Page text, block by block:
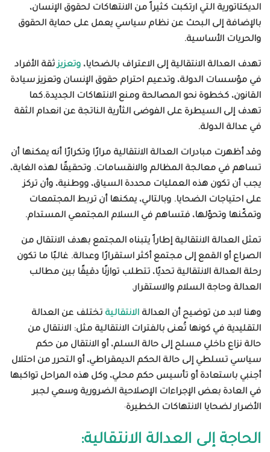
الديكتاتورية التي ارتكبت كثيراً من الانتهاكات لحقوق الإنسان،
بالإضافة إلى البحث عن نظام سياسي يعمل على حماية الحقوق
والحريات الأساسية.
تهدف العدالة الانتقالية إلى الاعتراف بالضحايا، وتعزيزثقة الأفراد
في مؤسسات الدولة، وتدعيم احترام حقوق الإنسان وتعزيز سيادة
القانون، كخطوة نحو المصالحة ومنع الانتهاكات الجديدة.كما
تهدف إلى السيطرة على الفوضى الثأرية الناتجة عن انعدام الثقة
في عدالة الدولة.
وقد أظهرت مبادرات العدالة الانتقالية مرارًا وتكرارًا أنه يمكنها أن
تساهم في معالجة المظالم والانقسامات. وتحقيقًا لهذه الغاية،
يجب أن تكون هذه العمليات محددة السياق، ووطنية، وأن تركز
على احتياجات الضحايا. وبالتالي، يمكنها أن تربط المجتمعات
وتمكّنها وتحوّلها، فتساهم في السلام المجتمعي المستدام.
تمثل العدالة الانتقالية إطاراً يتبناه المجتمع بهدف الانتقال من
الصراع أو القمع إلى مجتمع أكثر استقرارًا وعدالة. غالبًا ما تكون
رحلة العدالة الانتقالية تحديًا، تتطلب توازنًا دقيقًا بين مطالب
العدالة وحاجة السلام والاستقرار.
وهنا لابد من توضيح أن العدالة الانتقالية تختلف عن العدالة
التقليدية في كونها تُعنى بالفترات الانتقالية مثل: الانتقال من
حالة نزاع داخلي مسلح إلى حالة السلم، أو الانتقال من حكم
سياسي تسلطي إلى حالة الحكم الديمقراطي، أو التحرر من احتلال
أجنبي باستعادة أو تأسيس حكم محلي، وكل هذه المراحل تواكبها
في العادة بعض الإجراءات الإصلاحية الضرورية وسعي لجبر
الأضرار لضحايا الانتهاكات الخطيرة .
الحاجة إلى العدالة الانتقالية: